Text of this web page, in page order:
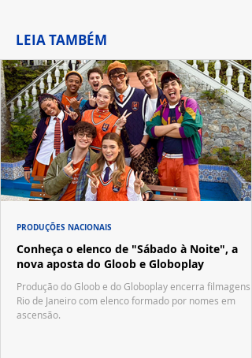
LEIA TAMBÉM
Conheça o elenco de "Sábado à Noite", a
nova aposta do Gloob e Globoplay
Produção do Gloob e do Globoplay encerra filmagens
Rio de Janeiro com elenco formado por nomes em
ascensão.
PRODUÇÕES NACIONAIS